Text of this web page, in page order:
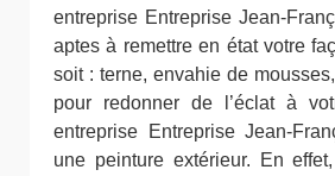
entreprise Entreprise Jean-
aptes à remettre en état votre
soit : terne, envahie de
pour redonner de l’éclat à
entreprise Entreprise Jean-
une peinture extérieur. En